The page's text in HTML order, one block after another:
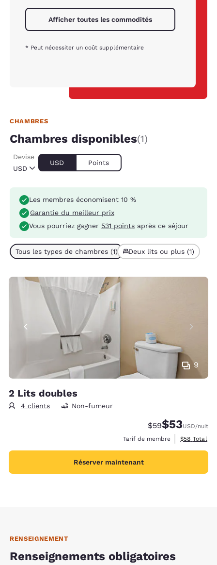
Afficher toutes les commodités
* Peut nécessiter un coût supplémentaire
CHAMBRES
Chambres disponibles(1)
USD
Devise
USD Points
Les membres économisent 10 %
Garantie du meilleur prix
Vous pourriez gagner 531 points après ce séjour
Tous les types de chambres (1) Deux lits ou plus (1)
9
2 Lits doubles
4 clients Non-fumeur
Tarif barré :
$59Tarif réduit :
$53USD/nuit
Tarif de membre
Afficher les
$58 Total
Réserver maintenant
RENSEIGNEMENT
Renseignements obligatoires